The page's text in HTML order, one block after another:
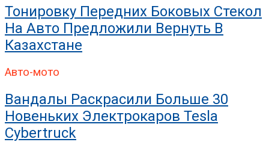
Тонировку Передних Боковых Стекол
На Авто Предложили Вернуть В
Казахстане
Авто-мото
Вандалы Раскрасили Больше 30
Новеньких Электрокаров Tesla
Cybertruck